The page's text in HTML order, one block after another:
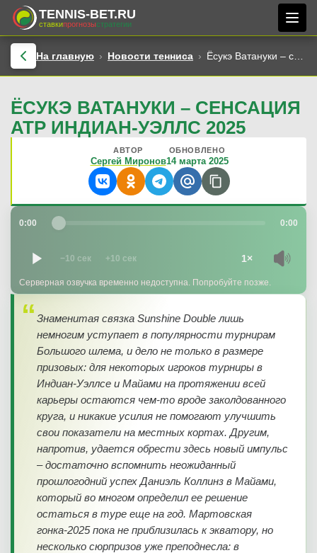
TENNIS-BET.RU
ставкипрогнозыстратегии
На главную Новости тенниса Ёсукэ Ватануки – сенсация ATP Индиан-Уэллс 2025
ЁСУКЭ ВАТАНУКИ – СЕНСАЦИЯ
ATP ИНДИАН-УЭЛЛС 2025
АВТОР
Сергей Миронов
ОБНОВЛЕНО
14 марта 2025
0:00 0:00
−10 сек +10 сек 1×
Серверная озвучка временно недоступна. Попробуйте позже.
Знаменитая связка Sunshine Double лишь
немногим уступает в популярности турнирам
Большого шлема, и дело не только в размере
призовых: для некоторых игроков турниры в
Индиан-Уэллсе и Майами на протяжении всей
карьеры остаются чем-то вроде заколдованного
круга, и никакие усилия не помогают улучшить
свои показатели на местных кортах. Другим,
напротив, удается обрести здесь новый импульс
– достаточно вспомнить неожиданный
прошлогодний успех Даниэль Коллинз в Майами,
который во многом определил ее решение
остаться в туре еще на год. Мартовская
гонка-2025 пока не приблизилась к экватору, но
несколько сюрпризов уже преподнесла: в